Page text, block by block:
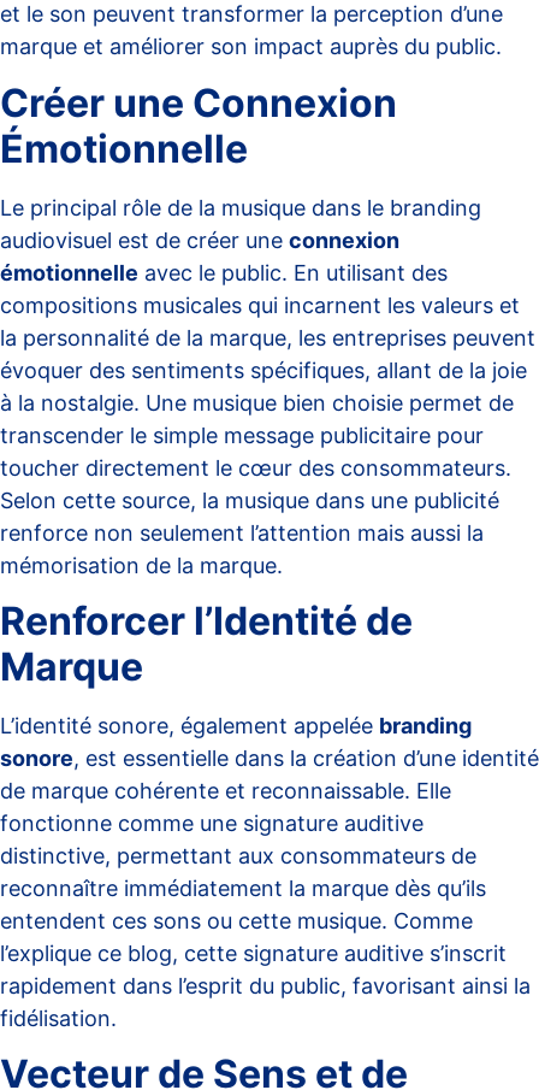
et le son peuvent transformer la perception d’une
marque et améliorer son impact auprès du public.
Créer une Connexion
Émotionnelle
Le principal rôle de la musique dans le branding
audiovisuel est de créer une connexion
émotionnelle avec le public. En utilisant des
compositions musicales qui incarnent les valeurs et
la personnalité de la marque, les entreprises peuvent
évoquer des sentiments spécifiques, allant de la joie
à la nostalgie. Une musique bien choisie permet de
transcender le simple message publicitaire pour
toucher directement le cœur des consommateurs.
Selon cette source, la musique dans une publicité
renforce non seulement l’attention mais aussi la
mémorisation de la marque.
Renforcer l’Identité de
Marque
L’identité sonore, également appelée branding
sonore, est essentielle dans la création d’une identité
de marque cohérente et reconnaissable. Elle
fonctionne comme une signature auditive
distinctive, permettant aux consommateurs de
reconnaître immédiatement la marque dès qu’ils
entendent ces sons ou cette musique. Comme
l’explique ce blog, cette signature auditive s’inscrit
rapidement dans l’esprit du public, favorisant ainsi la
fidélisation.
Vecteur de Sens et de